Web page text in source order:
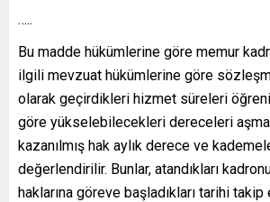
…..
Bu madde hükümlerine göre memur
ilgili mevzuat hükümlerine göre
olarak geçirdikleri hizmet süreleri
göre yükselebilecekleri dereceleri
kazanılmış hak aylık derece ve
değerlendirilir. Bunlar, atandıkları
haklarına göreve başladıkları tarihi takip